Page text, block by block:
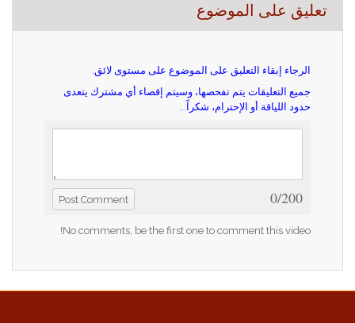
تعليق على الموضوع
الرجاء إبقاء التعليق على الموضوع على مستوى لائق.
جميع التعليقات يتم تفحصها، وسيتم إقصاء أي مشترك يتعدى
حدود اللياقة أو الإحترام، شكراً...
Post Comment 0/200
No comments, be the first one to comment this video!